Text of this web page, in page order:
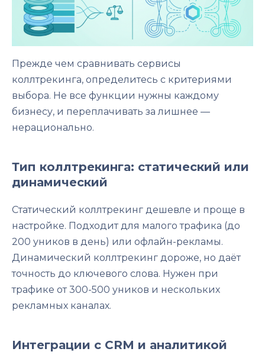
Прежде чем сравнивать сервисы
коллтрекинга, определитесь с критериями
выбора. Не все функции нужны каждому
бизнесу, и переплачивать за лишнее —
нерационально.
Тип коллтрекинга: статический или
динамический
Статический коллтрекинг дешевле и проще в
настройке. Подходит для малого трафика (до
200 уников в день) или офлайн-рекламы.
Динамический коллтрекинг дороже, но даёт
точность до ключевого слова. Нужен при
трафике от 300-500 уников и нескольких
рекламных каналах.
Интеграции с CRM и аналитикой